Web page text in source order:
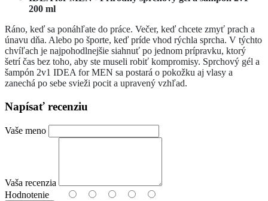
200 ml
Ráno, keď sa ponáhľate do práce. Večer, keď chcete zmyť prach a
únavu dňa. Alebo po športe, keď príde vhod rýchla sprcha. V týchto
chvíľach je najpohodlnejšie siahnuť po jednom prípravku, ktorý
šetrí čas bez toho, aby ste museli robiť kompromisy. Sprchový gél a
šampón 2v1 IDEA for MEN sa postará o pokožku aj vlasy a
zanechá po sebe svieži pocit a upravený vzhľad.
Napísať recenziu
Vaše meno
Vaša recenzia
Hodnotenie